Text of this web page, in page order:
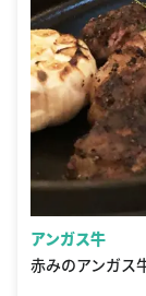
アンガス牛
赤みのアンガス